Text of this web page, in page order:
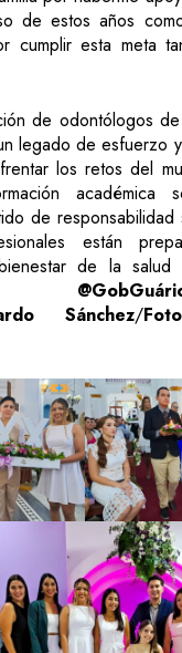
de estos años
cumplir esta meta
de odontólogos
legado de esfuerzo
los retos del
académica
de responsabilidad
están
de la
Sánchez/